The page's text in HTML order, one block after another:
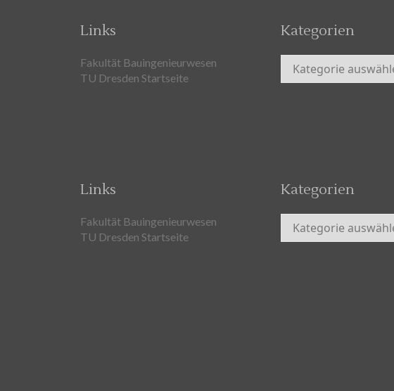
Links
Fakultät Bauingenieurwesen
TU Dresden Startseite
Kategorien
Kategorien
Links
Fakultät Bauingenieurwesen
TU Dresden Startseite
Kategorien
Kategorien